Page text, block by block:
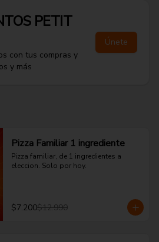
PETIT
con tus compras y
y más
Únete
Pizza Familiar 1 ingrediente
Pizza familiar, de 1 ingredientes a
eleccion. Solo por hoy.
$7.200$12.990